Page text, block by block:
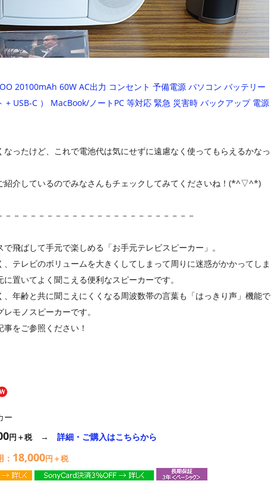
20100mAh 60W AC出力 コンセント 予備電源 パソコン バッテリー
+ USB-C ） MacBook/ノートPC 等対応 緊急 災害時 バックアップ 電源
なったけど、これで電池代は気にせずに遠慮なく使ってもらえるかなっ
紹介しているのでみなさんもチェックしてみてくださいね！(*^▽^*)
－－－－－－－－－－－－－－－－－－－－－－－
飛ばして手元で楽しめる「お手元テレビスピーカー」。
、テレビのボリュームを大きくしてしまって周りに迷惑がかかってしま
置いてよく聞こえる便利なスピーカーです。
、年齢と共に聞こえにくくなる周波数帯の言葉も「はっきり声」機能で
モノスピーカーです。
をご参照ください！
ー
円＋税→ 詳細・ご購入はこちらから
18,000円＋税